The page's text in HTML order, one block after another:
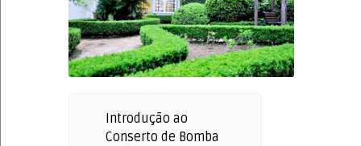
Introdução ao
Conserto de Bomba